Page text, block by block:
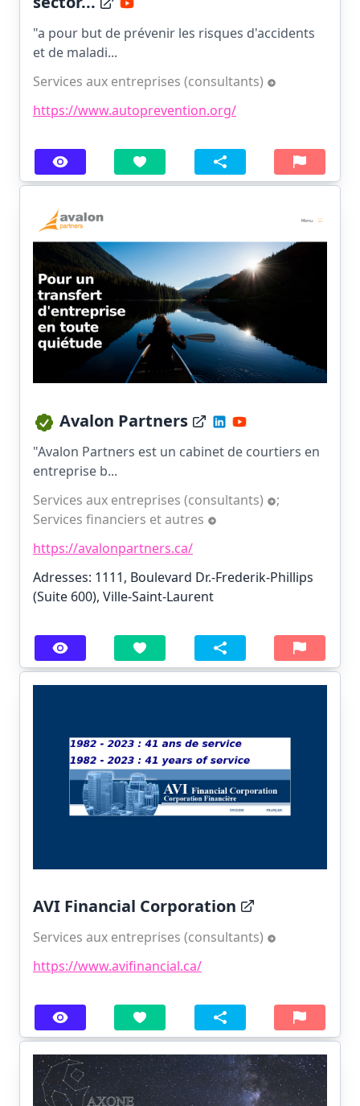
"a pour but de prévenir les risques d'accidents
et de maladi...
Services aux entreprises (consultants)
https://www.autoprevention.org/
Avalon Partners
"Avalon Partners est un cabinet de courtiers en
entreprise b...
Services aux entreprises (consultants)
;
Services financiers et autres
https://avalonpartners.ca/
Adresses: 1111, Boulevard Dr.-Frederik-Phillips
(Suite 600), Ville-Saint-Laurent
AVI Financial Corporation
Services aux entreprises (consultants)
https://www.avifinancial.ca/